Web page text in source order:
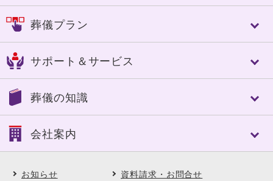
控室への心配り
人づくり（人材教育）
選べる葬送品・おもてなし
エンバーミング・湯灌
葬儀への想い
ご葬儀実例
成田市
四街道市
市原市
船橋市
茂原市
いすみ市
鴨川市
勝浦市
山武郡
葬儀プラン
認知症対策あんしんパック
家族葬
一般葬
一日葬
自宅葬
アスカの社葬
サポート＆サービス
事前相談のすすめ
アフターサポート
SOUセレモニーメンバーズ(互助会)
喪中はがき印刷サービス
葬儀の知識
葬儀に必要な費用
ご葬儀後の対応と手続き
よくある質問
会社案内
会社概要・理念
お知らせ 資料請求・お問合せ